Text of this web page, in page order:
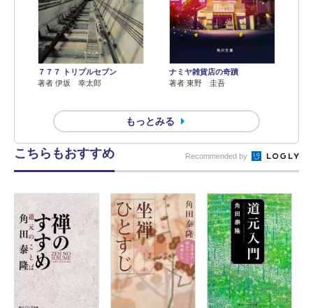
７７７ トリプルセブン
著者 伊坂 幸太郎
ナミヤ雑貨店の奇蹟
著者 東野 圭吾
もっとみる
こちらもおすすめ Recommended by